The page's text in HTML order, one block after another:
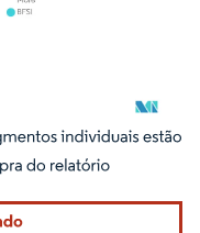
conforme CC BY 4.0.